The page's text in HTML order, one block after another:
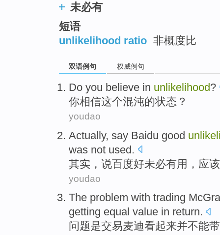
未必有
短语
unlikelihood ratio 非概度比
双语例句 权威例句
Do you believe in unlikelihood?
你相信这个混沌的状态 ？
youdao
Actually, say Baidu good
was not used.
其实 ， 说百度好未必有用， 应该
youdao
The problem with trading
getting equal value in return.
问题是交易麦迪看起来并不能